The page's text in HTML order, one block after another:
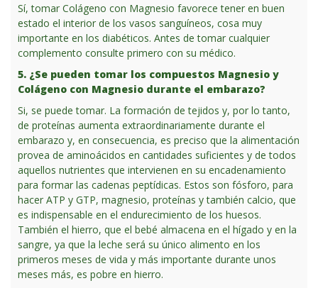
Sí, tomar Colágeno con Magnesio favorece tener en buen
estado el interior de los vasos sanguíneos, cosa muy
importante en los diabéticos. Antes de tomar cualquier
complemento consulte primero con su médico.
5. ¿Se pueden tomar los compuestos Magnesio y
Colágeno con Magnesio durante el embarazo?
Si, se puede tomar. La formación de tejidos y, por lo tanto,
de proteínas aumenta extraordinariamente durante el
embarazo y, en consecuencia, es preciso que la alimentación
provea de aminoácidos en cantidades suficientes y de todos
aquellos nutrientes que intervienen en su encadenamiento
para formar las cadenas peptídicas. Estos son fósforo, para
hacer ATP y GTP, magnesio, proteínas y también calcio, que
es indispensable en el endurecimiento de los huesos.
También el hierro, que el bebé almacena en el hígado y en la
sangre, ya que la leche será su único alimento en los
primeros meses de vida y más importante durante unos
meses más, es pobre en hierro.